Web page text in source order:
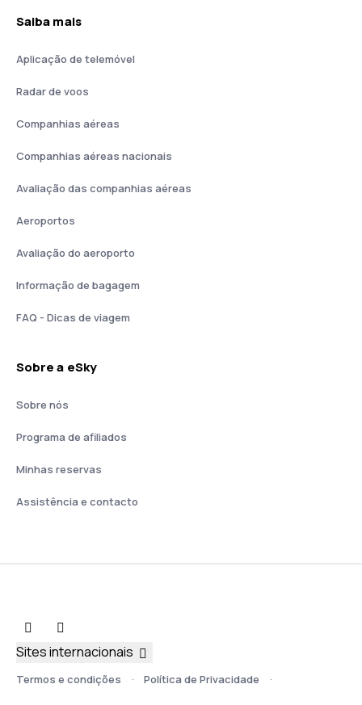
Saiba mais
Aplicação de telemóvel
Radar de voos
Companhias aéreas
Companhias aéreas nacionais
Avaliação das companhias aéreas
Aeroportos
Avaliação do aeroporto
Informação de bagagem
FAQ - Dicas de viagem
Sobre a eSky
Sobre nós
Programa de afiliados
Minhas reservas
Assistência e contacto
Termos e condições Política de Privacidade
Sites internacionais